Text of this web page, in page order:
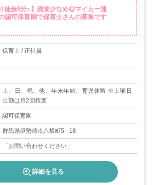
徒歩9分♪】残業少なめ◎マイカー通
認可保育園で保育士さんの募集です
保育士 / 正社員
土、日、祝、他、年末年始、育児休暇 ※土曜日
出勤は月2回程度
認可保育園
群馬県伊勢崎市八坂町5 - 18
「お問い合わせください」
詳細を見る